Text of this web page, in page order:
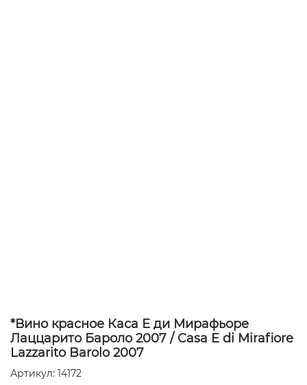
*Вино красное Каса Е ди Мирафьоре
Лаццарито Бароло 2007 / Casa E di Mirafiore
Lazzarito Barolo 2007
Артикул: 14172